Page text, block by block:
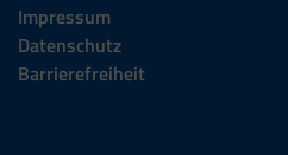
Impressum
Datenschutz
Barrierefreiheit